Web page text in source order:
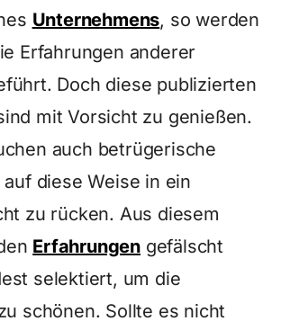
Unternehmens, so werden
Erfahrungen anderer
Doch diese publizierten
mit Vorsicht zu genießen.
auch betrügerische
diese Weise in ein
zu rücken. Aus diesem
Erfahrungen gefälscht
selektiert, um die
schönen. Sollte es nicht